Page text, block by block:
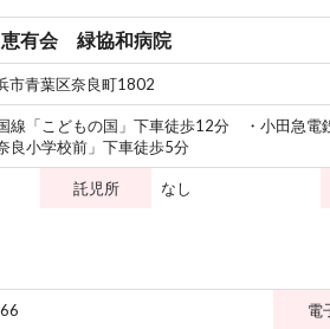
恵有会 緑協和病院
市青葉区奈良町1802
線「こどもの国」下車徒歩12分 ・小田急電
良小学校前」下車徒歩5分
託児所 なし
電